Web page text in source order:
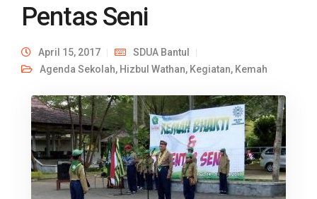
Pentas Seni
April 15, 2017
SDUA Bantul
Agenda Sekolah, Hizbul Wathan, Kegiatan, Kemah